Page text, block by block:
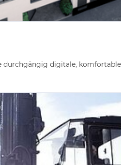
durchgängig digitale,